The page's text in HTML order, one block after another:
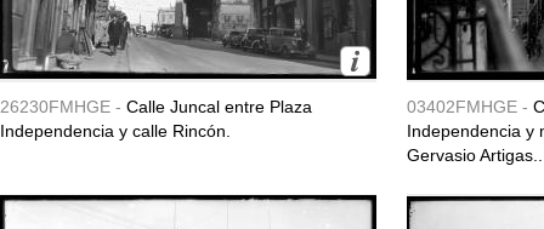
26230FMHGE - Calle Juncal entre Plaza
Independencia y calle Rincón.
03402FMHGE -
Independencia y
Gervasio